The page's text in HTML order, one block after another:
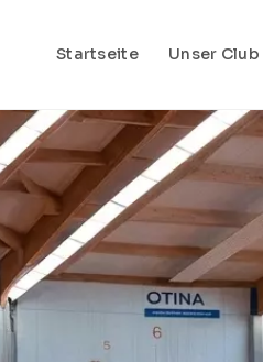
Startseite Unser Club